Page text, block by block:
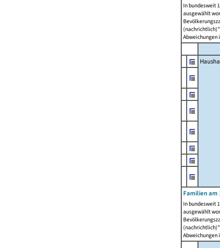
In bundesweit
ausgewählt
Abweichungen
Familien am
In bundesweit
ausgewählt
Abweichungen